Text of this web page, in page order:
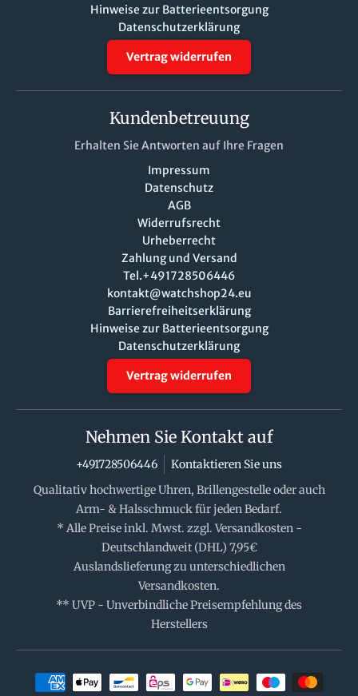
Hinweise zur Batterieentsorgung
Datenschutzerklärung
Vertrag widerrufen
Kundenbetreuung
Erhalten Sie Antworten auf Ihre Fragen
Impressum
Datenschutz
AGB
Widerrufsrecht
Urheberrecht
Zahlung und Versand
Tel.+491728506446
kontakt@watchshop24.eu
Barrierefreiheitserklärung
Hinweise zur Batterieentsorgung
Datenschutzerklärung
Vertrag widerrufen
Nehmen Sie Kontakt auf
+491728506446
Kontaktieren Sie uns
Qualitativ hochwertige Uhren, Brillengestelle oder auch
Arm- & Halsschmuck für jeden Bedarf.
* Alle Preise inkl. Mwst. zzgl. Versandkosten -
Deutschlandweit (DHL) 7,95€
Auslandslieferung zu unterschiedlichen
Versandkosten.
** UVP - Unverbindliche Preisempfehlung des
Herstellers
Zahlungsmethoden